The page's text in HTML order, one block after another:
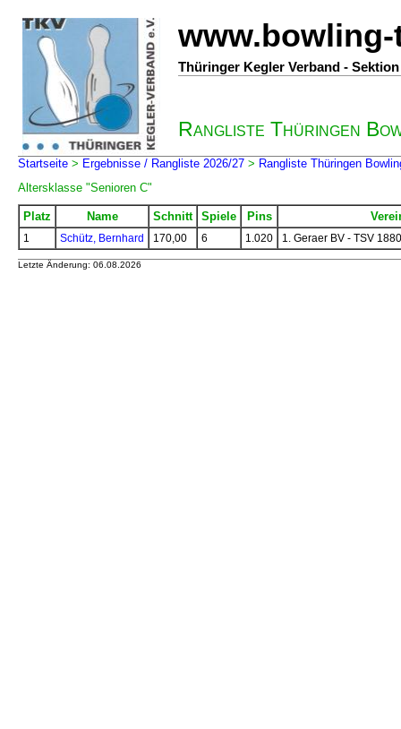
Thüringer Kegler Verband -
Rangliste Thüringen
Startseite > Ergebnisse / Rangliste 2026/27 > Rangliste Thüringen
Altersklasse "Senioren C"
Platz Name Schnitt Spiele Pins
1 Schütz, Bernhard 170,00 6 1.020 1. Geraer BV - TSV
Letzte Änderung: 06.08.2026